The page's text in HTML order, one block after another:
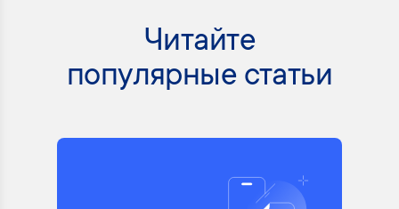
Читайте
популярные статьи